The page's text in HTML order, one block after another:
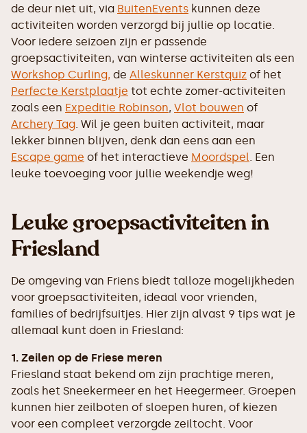
de deur niet uit, via BuitenEvents kunnen deze
activiteiten worden verzorgd bij jullie op locatie.
Voor iedere seizoen zijn er passende
groepsactiviteiten, van winterse activiteiten als een
Workshop Curling, de Alleskunner Kerstquiz of het
Perfecte Kerstplaatje tot echte zomer-activiteiten
zoals een Expeditie Robinson, Vlot bouwen of
Archery Tag. Wil je geen buiten activiteit, maar
lekker binnen blijven, denk dan eens aan een
Escape game of het interactieve Moordspel. Een
leuke toevoeging voor jullie weekendje weg!
Leuke groepsactiviteiten in
Friesland
De omgeving van Friens biedt talloze mogelijkheden
voor groepsactiviteiten, ideaal voor vrienden,
families of bedrijfsuitjes. Hier zijn alvast 9 tips wat je
allemaal kunt doen in Friesland:
1. Zeilen op de Friese meren
Friesland staat bekend om zijn prachtige meren,
zoals het Sneekermeer en het Heegermeer. Groepen
kunnen hier zeilboten of sloepen huren, of kiezen
voor een compleet verzorgde zeiltocht. Voor